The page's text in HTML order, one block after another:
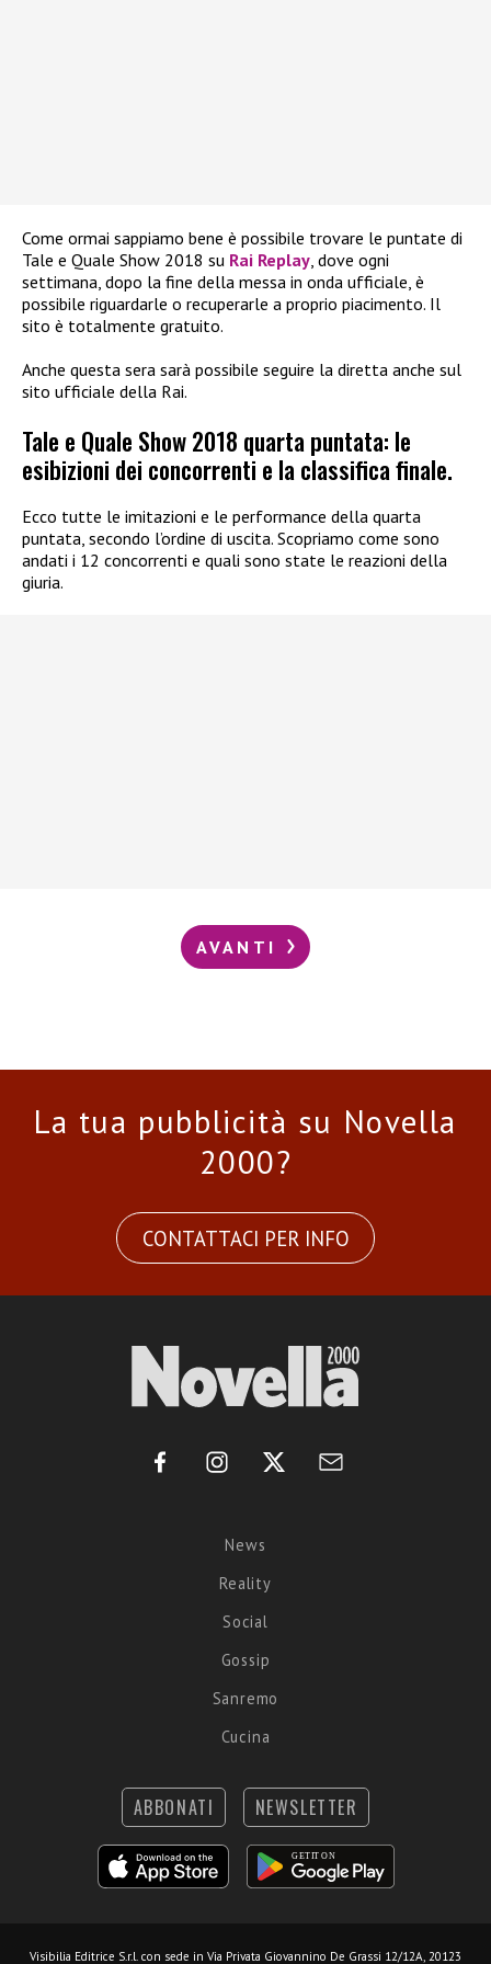
Come ormai sappiamo bene è possibile trovare le puntate di
Tale e Quale Show 2018 su Rai Replay , dove ogni
settimana, dopo la fine della messa in onda ufficiale, è
possibile riguardarle o recuperarle a proprio piacimento. Il
sito è totalmente gratuito.
Anche questa sera sarà possibile seguire la diretta anche sul
sito ufficiale della Rai.
Tale e Quale Show 2018 quarta puntata: le
esibizioni dei concorrenti e la classifica finale.
Ecco tutte le imitazioni e le performance della quarta
puntata, secondo l’ordine di uscita. Scopriamo come sono
andati i 12 concorrenti e quali sono state le reazioni della
giuria.
AVANTI
La tua pubblicità su Novella
2000?
CONTATTACI PER INFO
News
Reality
Social
Gossip
Sanremo
Cucina
ABBONATI NEWSLETTER
Visibilia Editrice S.r.l. con sede in Via Privata Giovannino De Grassi 12/12A, 20123